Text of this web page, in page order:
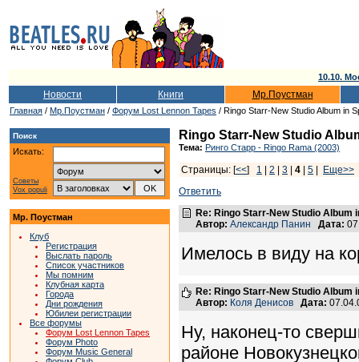
10.10.
Новости Книги Мр.Поустман
Главная / Мр.Поустман / Форум Lost Lennon Tapes / Ringo Starr-New Studio Album in
Поиск
Искать:
Советы
Vox populi
Мр. Поустман
Клуб
Регистрация
Выслать пароль
Список участников
Мы помним
Клубная карта
Города
Дни рождения
Юбилеи регистрации
Все форумы
Форум Lost Lennon Tapes
Форум Photo
Форум Music General
Ringo Starr-New Studio
Тема: Ринго Старр - Ringo Rama (2003)
Страницы: [<<] 1 2 3 4 5
Еще>>
Ответить
Re: Ringo Starr-New Studio Album
Автор: Александр Панин Дата:
Имелось в виду на
Re: Ringo Starr-New Studio Album
Автор: Коля Денисов Дата:
Ну, наконец-то
районе